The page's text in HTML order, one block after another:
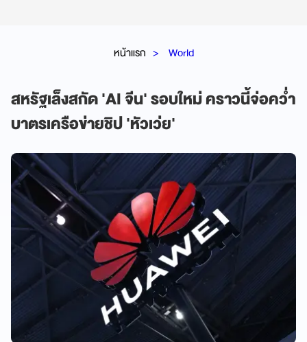
หน้าแรก World
สหรัฐเล็งสกัด 'AI จีน' รอบใหม่ คราวนี้จ่อคว่ำ
บาตรเครือข่ายชิป 'หัวเว่ย'